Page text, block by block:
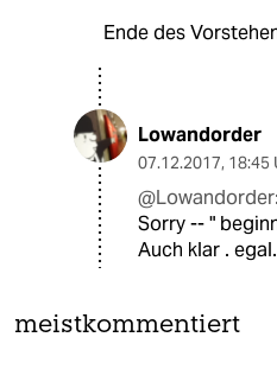
Ende des
Lowandorder
07.12.2017, 18:45
@Lowandorder:
Sorry -- "
Auch klar . egal.
meistkommentiert